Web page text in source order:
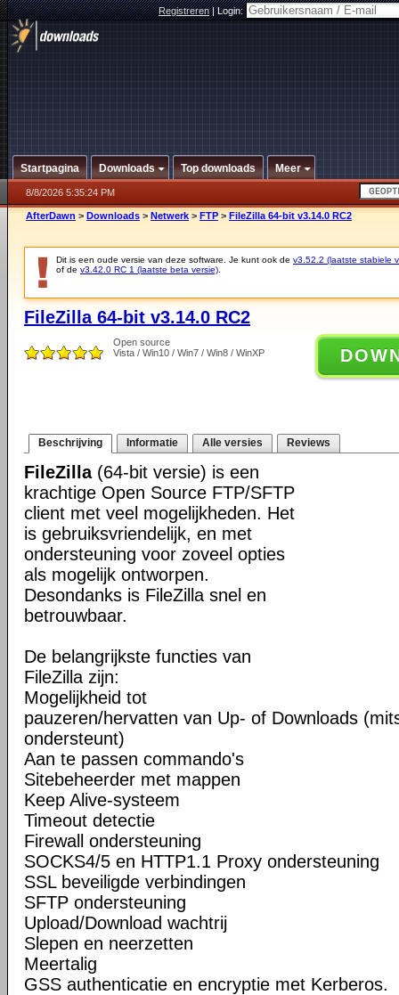
Registreren|Login:
Startpagina Downloads Top downloads Meer
8/8/2026 5:35:24 PM
AfterDawn > Downloads > Netwerk > FTP > FileZilla 64-bit v3.14.0 RC2
Dit is een oude versie van deze software. Je kunt ook de v3.52.2 (laatste stabiele
of de v3.42.0 RC 1 (laatste beta versie)
FileZilla 64-bit v3.14.0 RC2
Open source
Vista / Win10 / Win7 / Win8 / WinXP
Beschrijving Informatie Alle versies Reviews
FileZilla(64-bit versie) is een
krachtige Open Source FTP/SFTP
client met veel mogelijkheden. Het
is gebruiksvriendelijk, en met
ondersteuning voor zoveel opties
als mogelijk ontworpen.
Desondanks is FileZilla snel en
betrouwbaar.
De belangrijkste functies van
FileZilla zijn:
Mogelijkheid tot
pauzeren/hervatten van Up- of Downloads
ondersteunt)
Aan te passen commando's
Sitebeheerder met mappen
Keep Alive-systeem
Timeout detectie
Firewall ondersteuning
SOCKS4/5 en HTTP1.1 Proxy ondersteuning
SSL beveiligde verbindingen
SFTP ondersteuning
Upload/Download wachtrij
Slepen en neerzetten
Meertalig
GSS authenticatie en encryptie met Kerberos.